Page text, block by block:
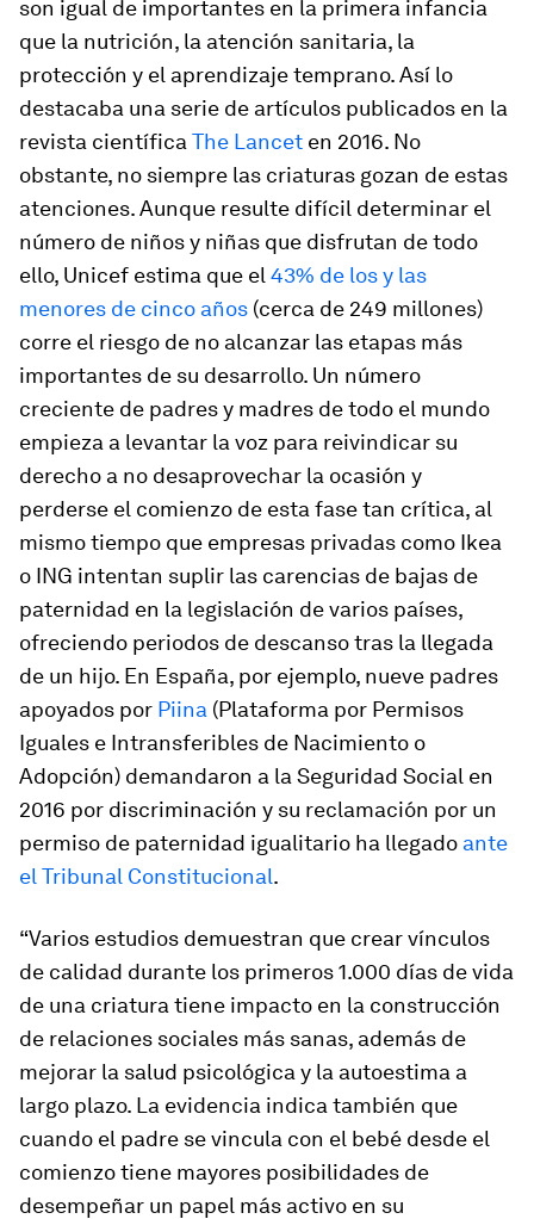
son igual de importantes en la primera infancia
que la nutrición, la atención sanitaria, la
protección y el aprendizaje temprano. Así lo
destacaba una serie de artículos publicados en la
revista científica The Lancet en 2016. No
obstante, no siempre las criaturas gozan de estas
atenciones. Aunque resulte difícil determinar el
número de niños y niñas que disfrutan de todo
ello, Unicef estima que el 43% de los y las
menores de cinco años (cerca de 249 millones)
corre el riesgo de no alcanzar las etapas más
importantes de su desarrollo. Un número
creciente de padres y madres de todo el mundo
empieza a levantar la voz para reivindicar su
derecho a no desaprovechar la ocasión y
perderse el comienzo de esta fase tan crítica, al
mismo tiempo que empresas privadas como Ikea
o ING intentan suplir las carencias de bajas de
paternidad en la legislación de varios países,
ofreciendo periodos de descanso tras la llegada
de un hijo. En España, por ejemplo, nueve padres
apoyados por Piina (Plataforma por Permisos
Iguales e Intransferibles de Nacimiento o
Adopción) demandaron a la Seguridad Social en
2016 por discriminación y su reclamación por un
permiso de paternidad igualitario ha llegado ante
el Tribunal Constitucional.
“Varios estudios demuestran que crear vínculos
de calidad durante los primeros 1.000 días de vida
de una criatura tiene impacto en la construcción
de relaciones sociales más sanas, además de
mejorar la salud psicológica y la autoestima a
largo plazo. La evidencia indica también que
cuando el padre se vincula con el bebé desde el
comienzo tiene mayores posibilidades de
desempeñar un papel más activo en su